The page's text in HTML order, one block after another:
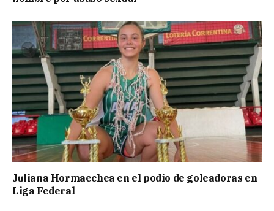
Juliana Hormaechea en el podio de goleadoras en
Liga Federal